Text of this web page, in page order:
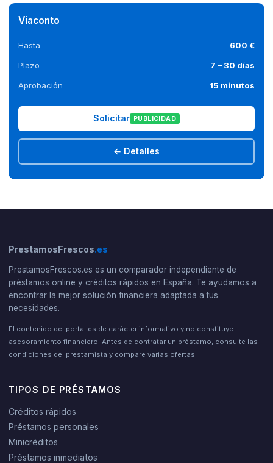
Viaconto
Hasta 600 €
Plazo 7 – 30 días
Aprobación 15 minutos
Solicitar PUBLICIDAD
← Detalles
PrestamosFrescos.es
PrestamosFrescos.es es un comparador independiente de
préstamos online y créditos rápidos en España. Te ayudamos a
encontrar la mejor solución financiera adaptada a tus
necesidades.
El contenido del portal es de carácter informativo y no constituye
asesoramiento financiero. Antes de contratar un préstamo, consulte las
condiciones del prestamista y compare varias ofertas.
TIPOS DE PRÉSTAMOS
Créditos rápidos
Préstamos personales
Minicréditos
Préstamos inmediatos